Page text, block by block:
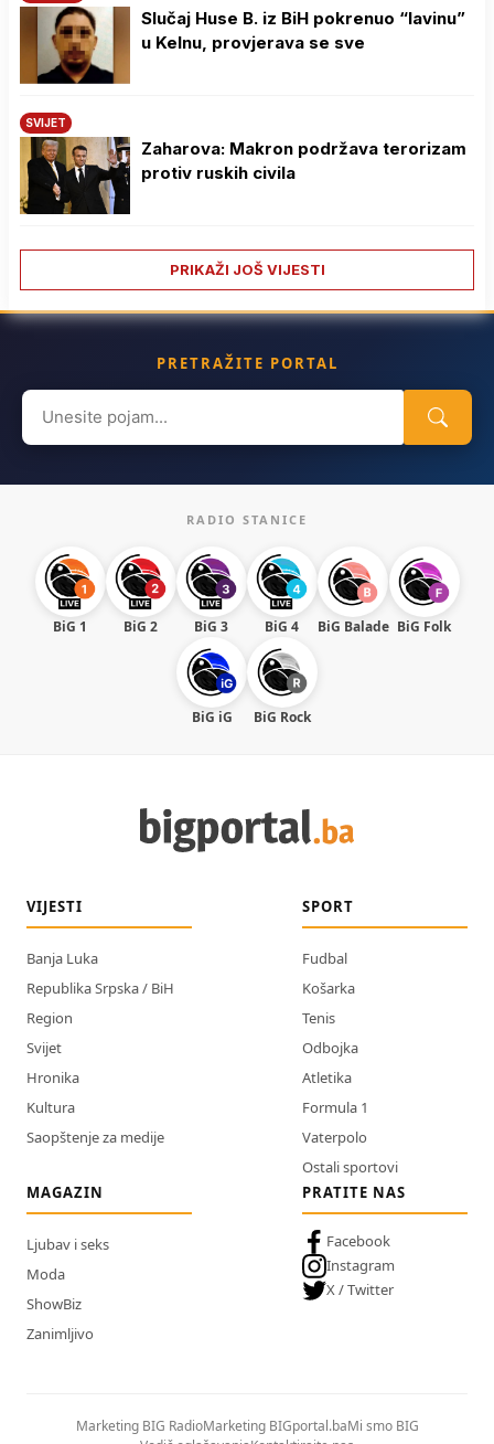
Slučaj Huse B. iz BiH pokrenuo “lavinu”
u Kelnu, provjerava se sve
SVIJET
Zaharova: Makron podržava terorizam
protiv ruskih civila
PRIKAŽI JOŠ VIJESTI
PRETRAŽITE PORTAL
Search
for:
RADIO STANICE
BiG 1 BiG 2 BiG 3 BiG 4 BiG Balade BiG Folk
BiG iG BiG Rock
VIJESTI
Banja Luka
Republika Srpska / BiH
Region
Svijet
Hronika
Kultura
Saopštenje za medije
SPORT
Fudbal
Košarka
Tenis
Odbojka
Atletika
Formula 1
Vaterpolo
Ostali sportovi
MAGAZIN
Ljubav i seks
Moda
ShowBiz
Zanimljivo
PRATITE NAS
Facebook
Instagram
X / Twitter
Marketing BIG RadioMarketing BIGportal.baMi smo BIG